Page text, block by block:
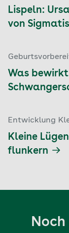
Lispeln:
von
Was
Entwicklung
Kleine
flunkern